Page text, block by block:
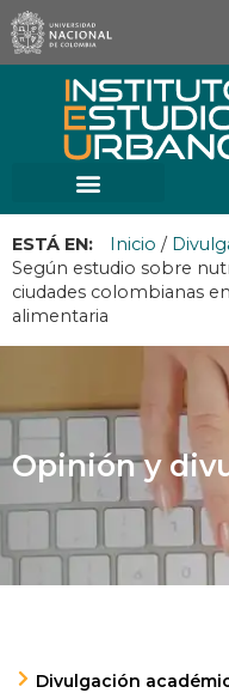
ESTÁ EN: Inicio /
Según estudio sobre
ciudades colombianas
alimentaria
Opinión y
Divulgación